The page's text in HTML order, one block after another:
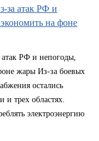
за атак РФ и
на фоне
атак РФ и непогоды,
жары Из-за боевых
остались
и трех областях.
электроэнергию